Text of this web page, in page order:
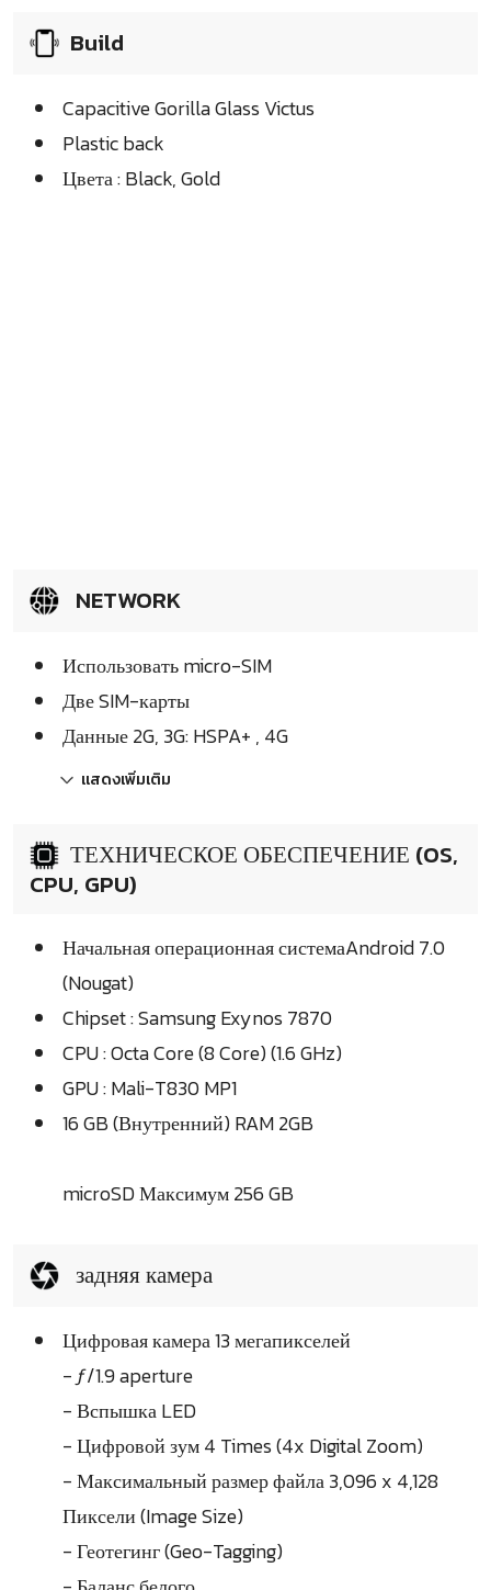
Build
Capacitive Gorilla Glass Victus
Plastic back
Цвета : Black, Gold
NETWORK
Использовать micro-SIM
Две SIM-карты
Данные 2G, 3G: HSPA+ , 4G
แสดงเพิ่มเติม
ТЕХНИЧЕСКОЕ ОБЕСПЕЧЕНИЕ (OS,
CPU, GPU)
Начальная операционная системаAndroid 7.0
(Nougat)
Chipset : Samsung Exynos 7870
CPU : Octa Core (8 Core) (1.6 GHz)
GPU : Mali-T830 MP1
16 GB (Внутренний) RAM 2GB
microSD Максимум 256 GB
задняя камера
Цифровая камера 13 мегапикселей
- ƒ/1.9 aperture
- Вспышка LED
- Цифровой зум 4 Times (4x Digital Zoom)
- Максимальный размер файла 3,096 x 4,128
Пиксели (Image Size)
- Геотегинг (Geo-Tagging)